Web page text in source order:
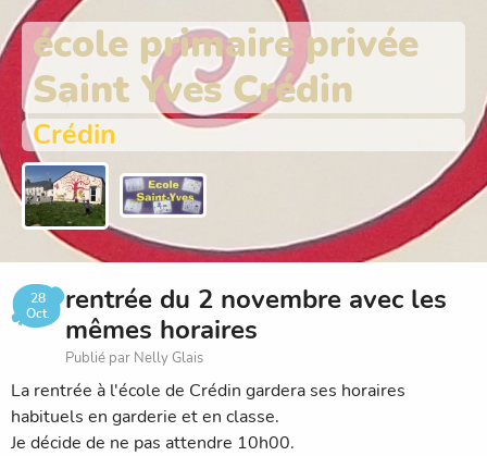
école primaire privée
Saint Yves Crédin
Crédin
28
Oct.
rentrée du 2 novembre avec les
mêmes horaires
Publié par Nelly Glais
La rentrée à l'école de Crédin gardera ses horaires
habituels en garderie et en classe.
Je décide de ne pas attendre 10h00.